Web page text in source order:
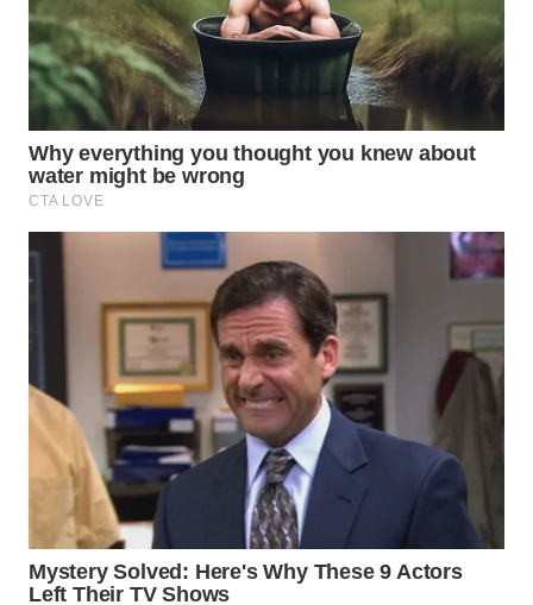
WN
INDRAMAYU
WN
KUNINGAN
WN
SUBANG
SUKABUMI
WN
PURWAKARTA
WN
PRIANGAN
TIMUR